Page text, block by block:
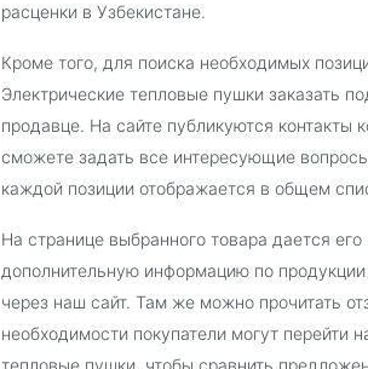
расценки в Узбекистане.
Кроме того, для поиска необходимых
Электрические тепловые пушки заказать
продавце. На сайте публикуются
сможете задать все интересующие
каждой позиции отображается в общем
На странице выбранного товара дается
дополнительную информацию по
через наш сайт. Там же можно прочитать
необходимости покупатели могут перейти
тепловые пушки, чтобы сравнить